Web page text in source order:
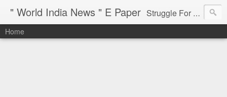
" World India News " E Paper Struggle For Justice
Home